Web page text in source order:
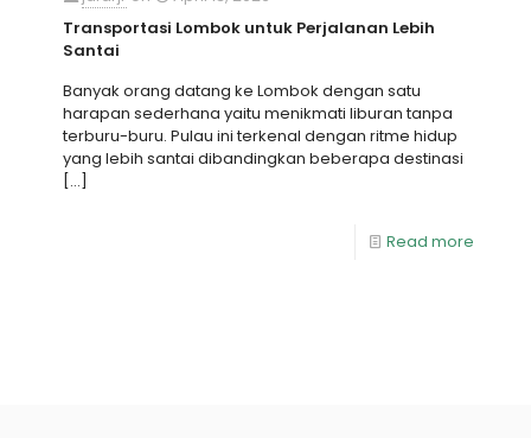
Transportasi Lombok untuk Perjalanan Lebih
Santai
Banyak orang datang ke Lombok dengan satu
harapan sederhana yaitu menikmati liburan tanpa
terburu-buru. Pulau ini terkenal dengan ritme hidup
yang lebih santai dibandingkan beberapa destinasi
[…]
Read more